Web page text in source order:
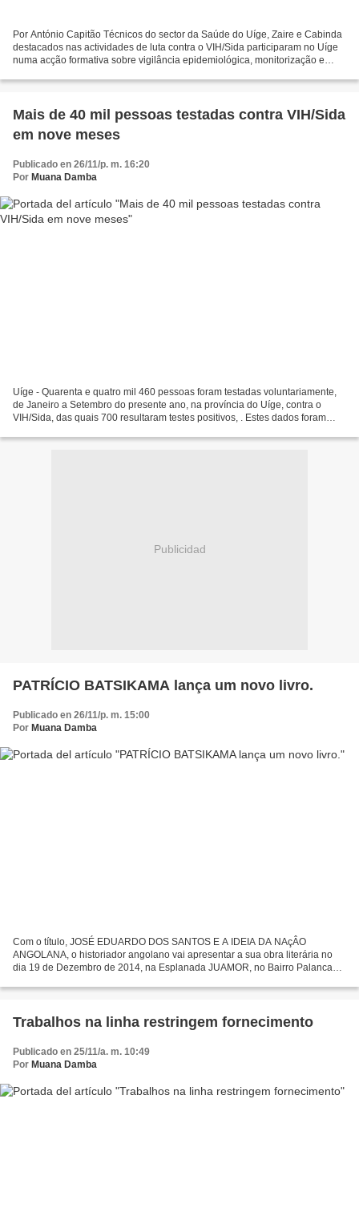
Por António Capitão Técnicos do sector da Saúde do Uíge, Zaire e Cabinda
destacados nas actividades de luta contra o VIH/Sida participaram no Uíge
numa acção formativa sobre vigilância epidemiológica, monitorização e
Mais de 40 mil pessoas testadas contra VIH/Sida
em nove meses
Publicado en 26/11/p. m. 16:20
Por Muana Damba
Uíge - Quarenta e quatro mil 460 pessoas foram testadas voluntariamente,
de Janeiro a Setembro do presente ano, na província do Uíge, contra o
VIH/Sida, das quais 700 resultaram testes positivos, . Estes dados foram
Publicidad
PATRÍCIO BATSIKAMA lança um novo livro.
Publicado en 26/11/p. m. 15:00
Por Muana Damba
Com o título, JOSÉ EDUARDO DOS SANTOS E A IDEIA DA NAçÂO
ANGOLANA, o historiador angolano vai apresentar a sua obra literária no
dia 19 de Dezembro de 2014, na Esplanada JUAMOR, no Bairro Palanca
Trabalhos na linha restringem fornecimento
Publicado en 25/11/a. m. 10:49
Por Muana Damba